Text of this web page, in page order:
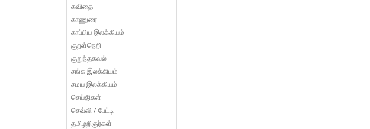
கவிதை
காணுரை
காப்பிய இலக்கியம்
குறள்நெறி
குறுந்தகவல்
சங்க இலக்கியம்
சமய இலக்கியம்
செய்திகள்
செவ்வி / பேட்டி
தமிழறிஞர்கள்